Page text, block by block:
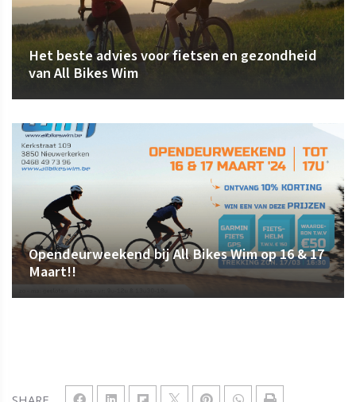
Het beste advies voor fietsen en gezondheid
van All Bikes Wim
Opendeurweekend bij All Bikes Wim op 16 & 17
Maart!!